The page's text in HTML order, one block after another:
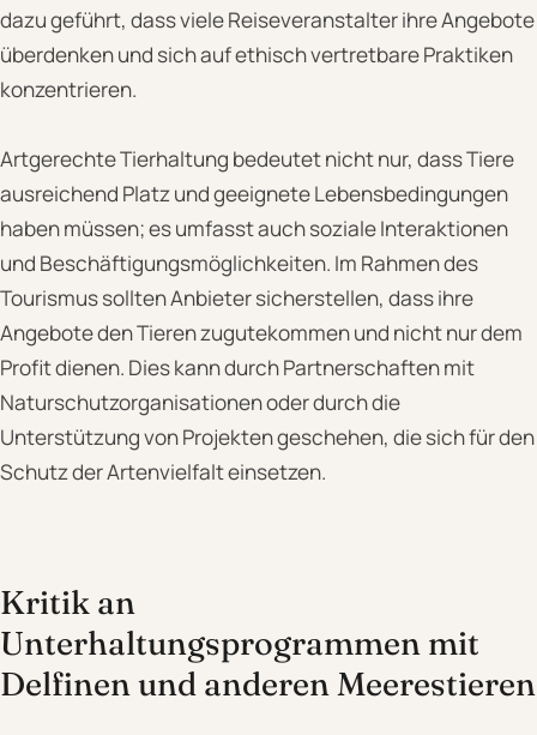
dazu geführt, dass viele Reiseveranstalter ihre Angebote
überdenken und sich auf ethisch vertretbare Praktiken
konzentrieren.
Artgerechte Tierhaltung bedeutet nicht nur, dass Tiere
ausreichend Platz und geeignete Lebensbedingungen
haben müssen; es umfasst auch soziale Interaktionen
und Beschäftigungsmöglichkeiten. Im Rahmen des
Tourismus sollten Anbieter sicherstellen, dass ihre
Angebote den Tieren zugutekommen und nicht nur dem
Profit dienen. Dies kann durch Partnerschaften mit
Naturschutzorganisationen oder durch die
Unterstützung von Projekten geschehen, die sich für den
Schutz der Artenvielfalt einsetzen.
Kritik an
Unterhaltungsprogrammen mit
Delfinen und anderen Meerestieren